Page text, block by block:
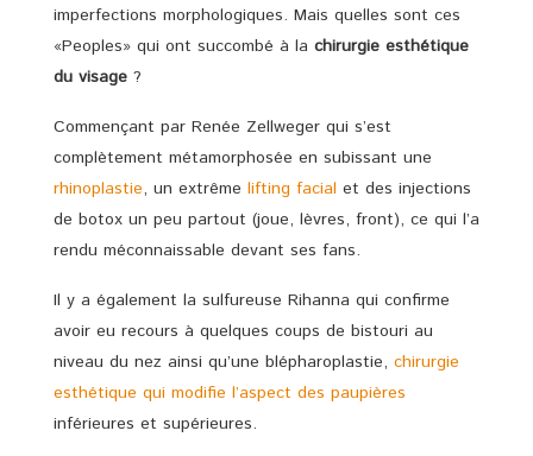
imperfections morphologiques. Mais quelles sont ces
«Peoples» qui ont succombé à la chirurgie esthétique
du visage ?
Commençant par Renée Zellweger qui s’est
complètement métamorphosée en subissant une
rhinoplastie, un extrême lifting facial et des injections
de botox un peu partout (joue, lèvres, front), ce qui l’a
rendu méconnaissable devant ses fans.
Il y a également la sulfureuse Rihanna qui confirme
avoir eu recours à quelques coups de bistouri au
niveau du nez ainsi qu’une blépharoplastie, chirurgie
esthétique qui modifie l’aspect des paupières
inférieures et supérieures.